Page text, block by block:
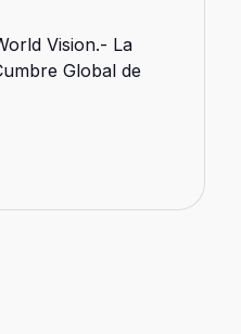
Vision.- La
Global de